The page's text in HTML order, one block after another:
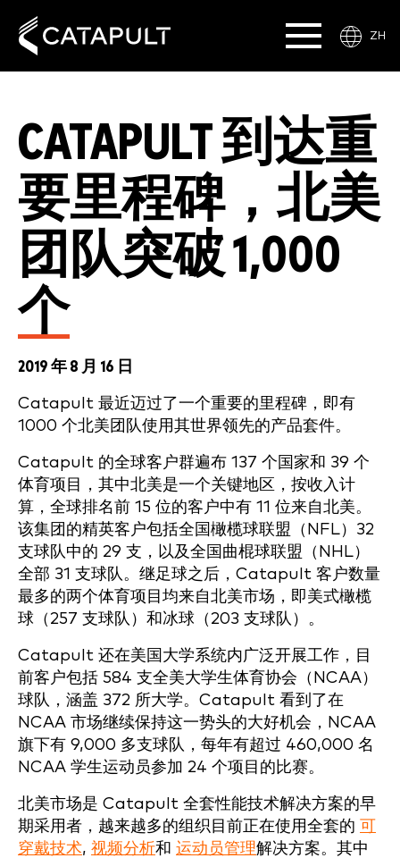
ZH
CATAPULT 到达重
要里程碑，北美
团队突破 1,000
个
2019 年 8 月 16 日
Catapult 最近迈过了一个重要的里程碑，即有
1000 个北美团队使用其世界领先的产品套件。
Catapult 的全球客户群遍布 137 个国家和 39 个
体育项目，其中北美是一个关键地区，按收入计
算，全球排名前 15 位的客户中有 11 位来自北美。
该集团的精英客户包括全国橄榄球联盟（NFL）32
支球队中的 29 支，以及全国曲棍球联盟（NHL）
全部 31 支球队。继足球之后，Catapult 客户数量
最多的两个体育项目均来自北美市场，即美式橄榄
球（257 支球队）和冰球（203 支球队）。
Catapult 还在美国大学系统内广泛开展工作，目
前客户包括 584 支全美大学生体育协会（NCAA）
球队，涵盖 372 所大学。Catapult 看到了在
NCAA 市场继续保持这一势头的大好机会，NCAA
旗下有 9,000 多支球队，每年有超过 460,000 名
NCAA 学生运动员参加 24 个项目的比赛。
北美市场是 Catapult 全套性能技术解决方案的早
期采用者，越来越多的组织目前正在使用全套的 可
穿戴技术, 视频分析和 运动员管理解决方案。其中